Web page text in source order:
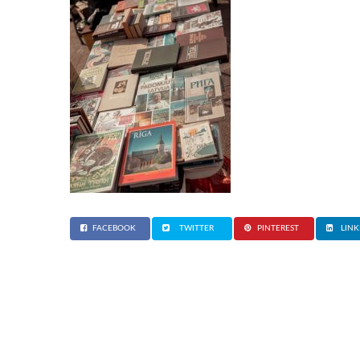
FACEBOOK TWITTER PINTEREST